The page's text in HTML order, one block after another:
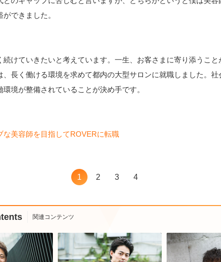
できました。
続けていきたいと考えています。一生、お客さまに寄り添うこと
、長く働ける環境を求めて都内の大型サロンに就職しました。社
境が整備されていることが決め手です。
な美容師を目指してROVERに転職
1 2 3 4
関連コンテンツ